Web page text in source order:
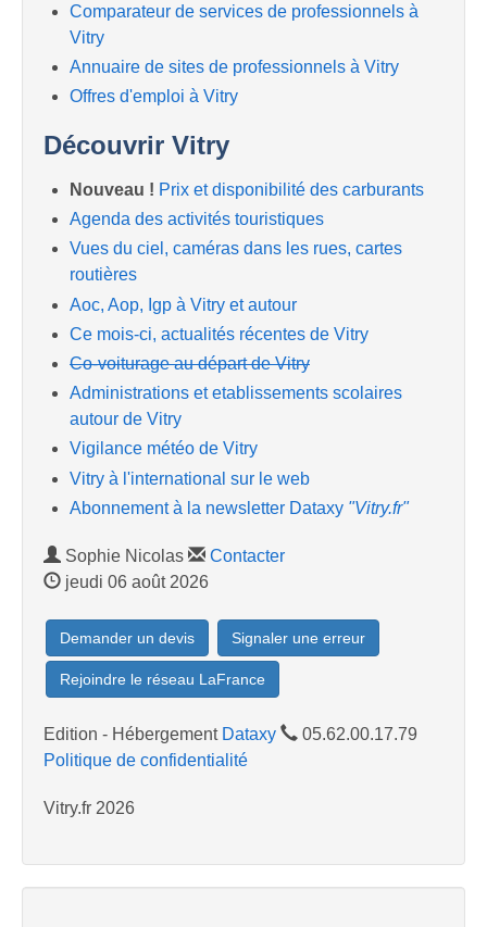
Comparateur de services de professionnels à
Vitry
Annuaire de sites de professionnels à Vitry
Offres d'emploi à Vitry
Découvrir Vitry
Nouveau ! Prix et disponibilité des carburants
Agenda des activités touristiques
Vues du ciel, caméras dans les rues, cartes
routières
Aoc, Aop, Igp à Vitry et autour
Ce mois-ci, actualités récentes de Vitry
Co-voiturage au départ de Vitry
Administrations et etablissements scolaires
autour de Vitry
Vigilance météo de Vitry
Vitry à l'international sur le web
Abonnement à la newsletter Dataxy "Vitry.fr"
Sophie Nicolas
Contacter
jeudi 06 août 2026
Demander un devis Signaler une erreur
Rejoindre le réseau LaFrance
Edition - Hébergement Dataxy
05.62.00.17.79
Politique de confidentialité
Vitry.fr 2026